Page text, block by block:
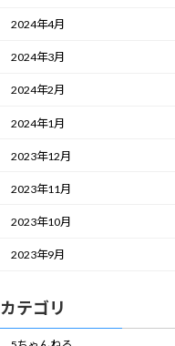
2024年4月
2024年3月
2024年2月
2024年1月
2023年12月
2023年11月
2023年10月
2023年9月
カテゴリ